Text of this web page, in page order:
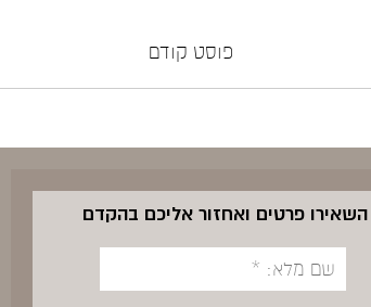
פוסט קודם
השאירו פרטים ואחזור אליכם בהקדם